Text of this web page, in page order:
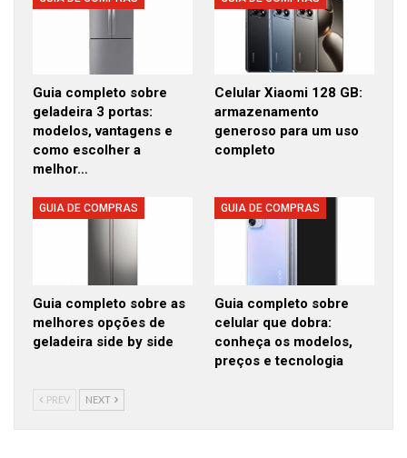
Guia completo sobre
geladeira 3 portas:
modelos, vantagens e
como escolher a
melhor…
Celular Xiaomi 128 GB:
armazenamento
generoso para um uso
completo
GUIA DE COMPRAS
Guia completo sobre as
melhores opções de
geladeira side by side
GUIA DE COMPRAS
Guia completo sobre
celular que dobra:
conheça os modelos,
preços e tecnologia
PREV NEXT